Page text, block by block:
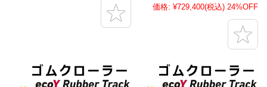
価格: ¥729,400(税込) 24%OFF